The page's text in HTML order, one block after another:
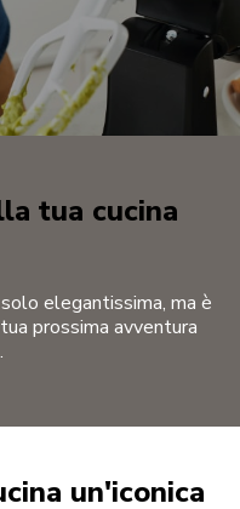
tua cucina
elegantissima, ma è
prossima avventura
un'iconica